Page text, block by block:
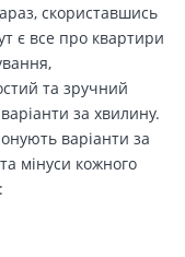
скориставшись
є все про квартири
та зручний
за хвилину.
варіанти за
мінуси кожного